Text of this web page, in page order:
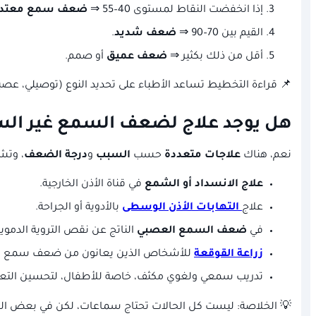
إذا انخفضت النقاط لمستوى 40–55 ⇒ ضعف سمع
القيم بين 70–90 ⇒ ضعف شديد.
أقل من ذلك بكثير ⇒ ضعف عميق أو صمم.
📌 قراءة التخطيط تساعد الأطباء على تحديد النوع (توصيلي،
هل يوجد علاج لضعف السمع غير
نعم، هناك علاجات متعددة حسب السبب ودرجة الضعف،
علاج الانسداد أو الشمع في قناة الأذن الخارجية.
علاج التهابات الأذن الوسطى بالأدوية أو الجراحة.
في ضعف السمع العصبي الناتج عن نقص التروية
زراعة القوقعة للأشخاص الذين يعانون من ضعف سمع
تدريب سمعي ولغوي مكثف، خاصة للأطفال، لتحسين
💡 الخلاصة: ليست كل الحالات تحتاج سماعات، لكن في بعض